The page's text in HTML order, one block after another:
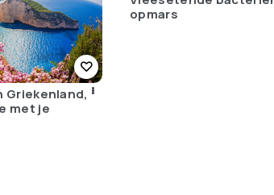
Griekenland,
met je
opmars